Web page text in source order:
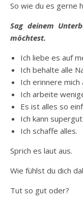
So wie du es gerne
Sag deinem
möchtest.
Ich liebe es auf
Ich behalte alle
Ich erinnere
Ich arbeite
Es ist alles so
Ich kann
Ich schaffe alles.
Sprich es laut aus.
Wie fühlst du dich
Tut so gut oder?